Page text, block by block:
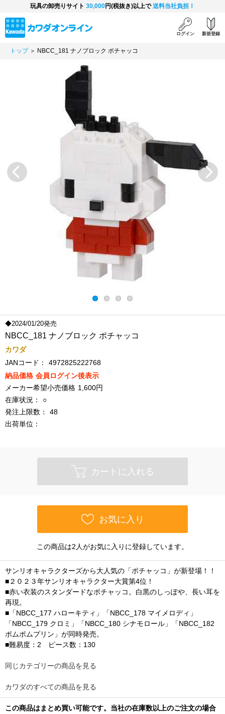
玩具の卸売りサイト 30,000円(税抜き)以上で送料当社負担！
ログイン 新規登録
トップ＞ NBCC_181 ナノブロック ポチャッコ
◆2024/01/20発売
NBCC_181 ナノブロック ポチャッコ
カワダ
JANコード：
4972825222768
納品価格 会員ログイン後表示
メーカー希望小売価格 1,600円
在庫状況：
○
発注上限数：
48
出荷単位：
カートに入れる
お気に入り
この商品は2人がお気に入りに登録しています。
サンリオキャラクターズから大人気の「ポチャッコ」が新登場！！
■２０２３年サンリオキャラクター大賞第4位！
■赤い衣装のスタンダードなポチャッコ。白黒のしっぽや、長い耳を
再現。
■「NBCC_177 ハローキティ」「NBCC_178 マイメロディ」
「NBCC_179 クロミ」「NBCC_180 シナモロール」「NBCC_182
ポムポムプリン」が同時発売。
■難易度：2 ピース数：130
同じカテゴリーの商品を見る
カワダのすべての商品を見る
この商品はまとめ買い可能です。当社の在庫数以上のご注文の場合